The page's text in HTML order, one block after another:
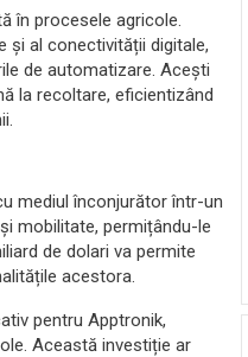
în procesele agricole.
și al conectivității digitale,
de automatizare. Acești
la recoltare, eficientizând
mediul înconjurător într-un
mobilitate, permițându-le
de dolari va permite
acestora.
pentru Apptronik,
Această investiție ar